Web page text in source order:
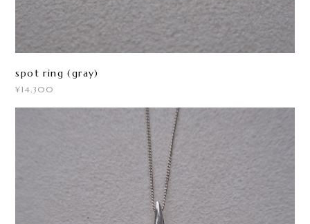
spot ring (gray)
¥14,300